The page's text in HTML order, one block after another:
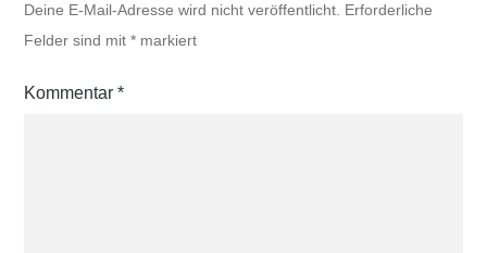
Deine E-Mail-Adresse wird nicht veröffentlicht. Erforderliche
Felder sind mit* markiert
Kommentar*